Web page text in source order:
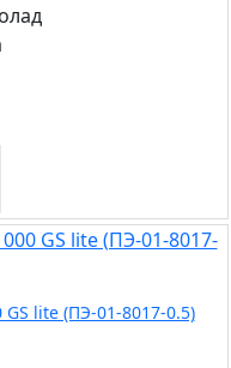
GS lite (ПЭ-01-8017-0.5)